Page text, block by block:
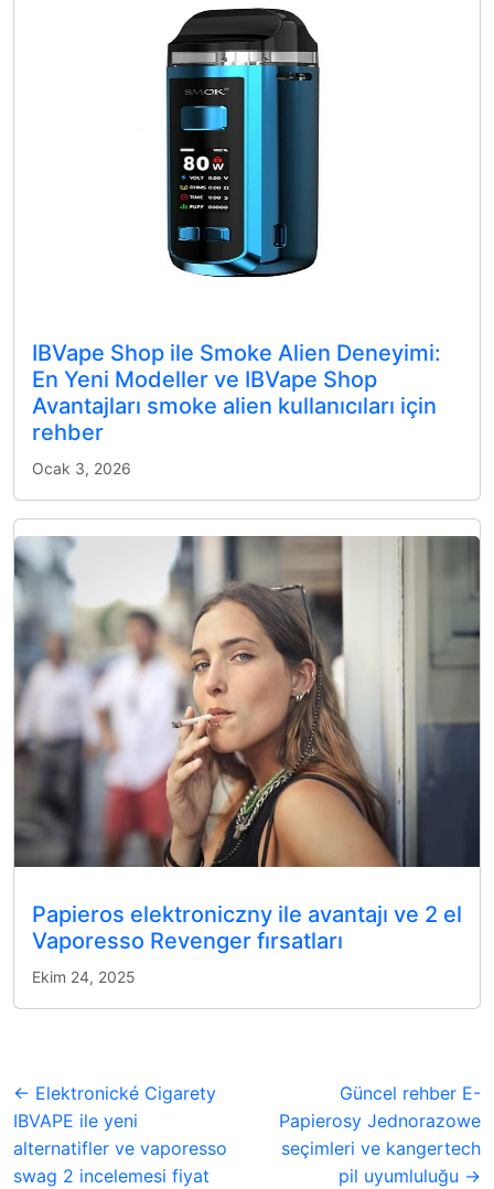
IBVape Shop ile Smoke Alien Deneyimi:
En Yeni Modeller ve IBVape Shop
Avantajları smoke alien kullanıcıları için
rehber
Ocak 3, 2026
Papieros elektroniczny ile avantajı ve 2 el
Vaporesso Revenger fırsatları
Ekim 24, 2025
← Elektronické Cigarety
IBVAPE ile yeni
alternatifler ve vaporesso
swag 2 incelemesi fiyat
Güncel rehber E-
Papierosy Jednorazowe
seçimleri ve kangertech
pil uyumluluğu →